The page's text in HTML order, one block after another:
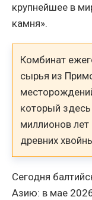
крупнейшее в
камня».
Комбинат
сырья из
который
миллионов
древних
Сегодня
Азию: в мае